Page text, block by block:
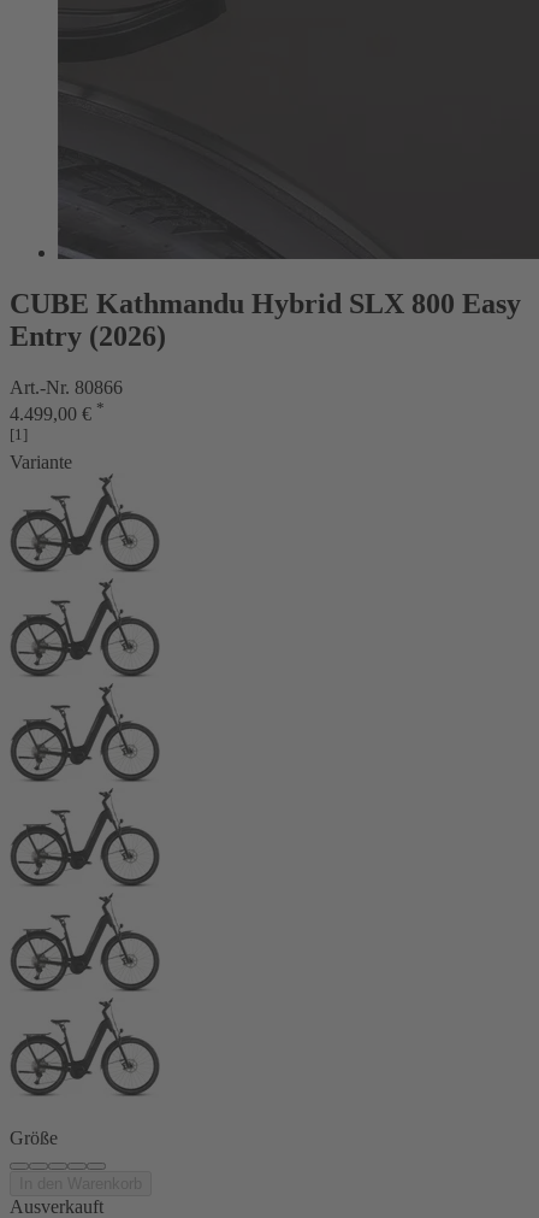
CUBE Kathmandu Hybrid SLX 800 Easy
Entry (2026)
Art.-Nr. 80866
4.499,00 € *
[1]
Variante
Größe
Ausverkauft